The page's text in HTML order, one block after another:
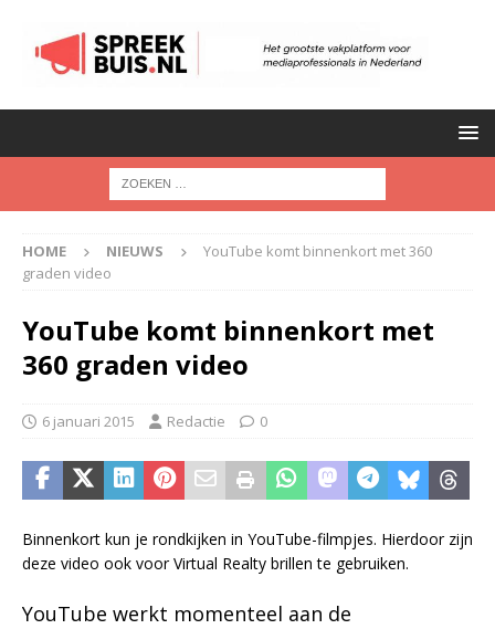
HOME NIEUWS
YouTube komt binnenkort met 360
graden video
YouTube komt binnenkort met
360 graden video
6 januari 2015 Redactie 0
Binnenkort kun je rondkijken in YouTube-filmpjes. Hierdoor zijn
deze video ook voor Virtual Realty brillen te gebruiken.
YouTube werkt momenteel aan de